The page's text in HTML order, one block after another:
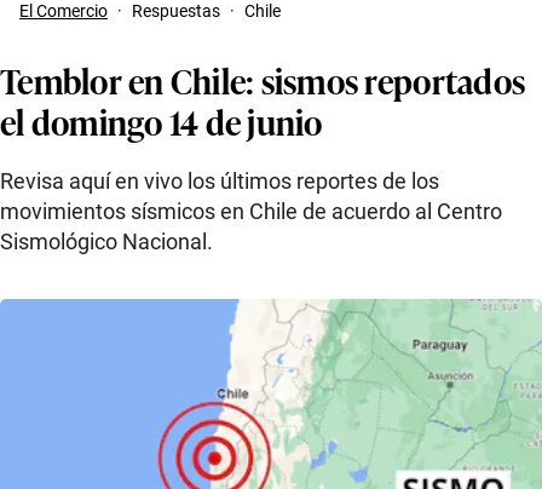
El Comercio · Respuestas · Chile
Temblor en Chile: sismos reportados
el domingo 14 de junio
Revisa aquí en vivo los últimos reportes de los
movimientos sísmicos en Chile de acuerdo al Centro
Sismológico Nacional.